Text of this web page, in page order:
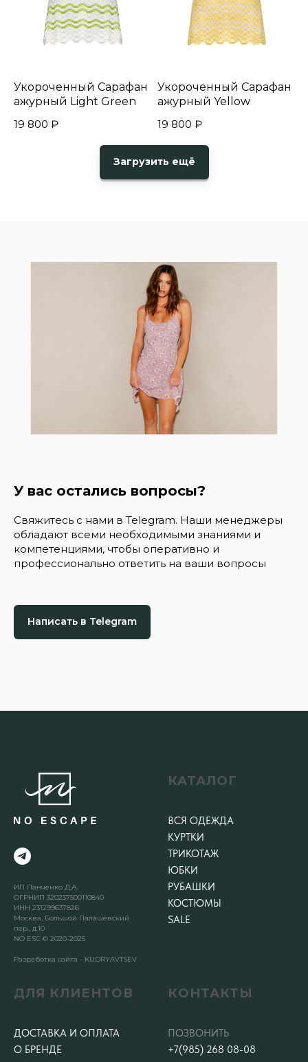
Укороченный Сарафан
ажурный Light Green
19 800 ₽
Укороченный Сарафан
ажурный Yellow
19 800 ₽
Загрузить ещё
У вас остались вопросы?
Свяжитесь с нами в Telegram. Наши менеджеры
обладают всеми необходимыми знаниями и
компетенциями, чтобы оперативно и
профессионально ответить на ваши вопросы
Написать в Telegram
ИП Панченко Д.А.
ОГРНИП 320237500110840
ИНН 231299637826
Москва, Большой Палашёвский
пер., д.10
NO ESC © 2020-2025
Разработка сайта - KUDRYAVTSEV
КАТАЛОГ
ВСЯ ОДЕЖДА
КУРТКИ
ТРИКОТАЖ
ЮБКИ
РУБАШКИ
КОСТЮМЫ
SALE
ДЛЯ КЛИЕНТОВ
ДОСТАВКА И ОПЛАТА
О БРЕНДЕ
КОНТАКТЫ
ПОЗВОНИТЬ
+7(985) 268 08-08